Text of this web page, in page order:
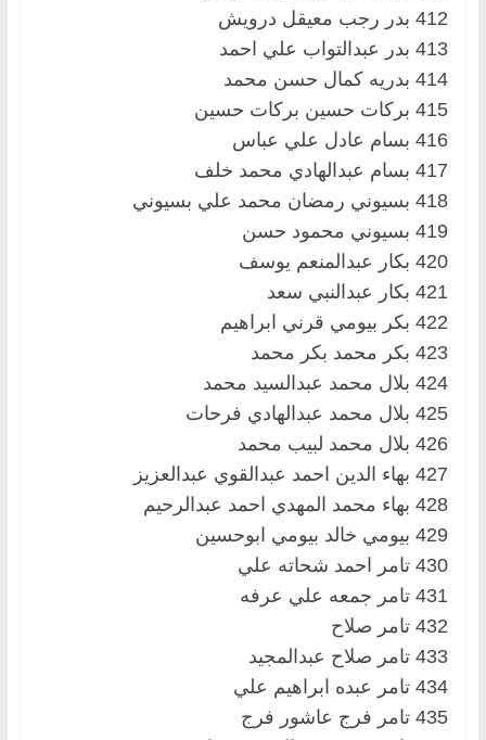
412 بدر رجب معيقل درويش
413 بدر عبدالتواب علي احمد
414 بدريه كمال حسن محمد
415 بركات حسين بركات حسين
416 بسام عادل علي عباس
417 بسام عبدالهادي محمد خلف
418 بسيوني رمضان محمد علي بسيوني
419 بسيوني محمود حسن
420 بكار عبدالمنعم يوسف
421 بكار عبدالنبي سعد
422 بكر بيومي قرني ابراهيم
423 بكر محمد بكر محمد
424 بلال محمد عبدالسيد محمد
425 بلال محمد عبدالهادي فرحات
426 بلال محمد لبيب محمد
427 بهاء الدين احمد عبدالقوي عبدالعزيز
428 بهاء محمد المهدي احمد عبدالرحيم
429 بيومي خالد بيومي ابوحسين
430 تامر احمد شحاته علي
431 تامر جمعه علي عرفه
432 تامر صلاح
433 تامر صلاح عبدالمجيد
434 تامر عبده ابراهيم علي
435 تامر فرج عاشور فرج